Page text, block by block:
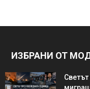
ИЗБРАНИ ОТ